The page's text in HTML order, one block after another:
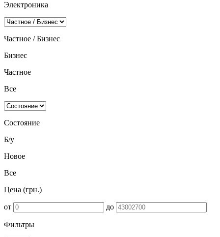
Электроника
Частное / Бизнес
Бизнес
Частное
Все
Состояние
Б/у
Новое
Все
Цена (грн.)
от до
Фильтры